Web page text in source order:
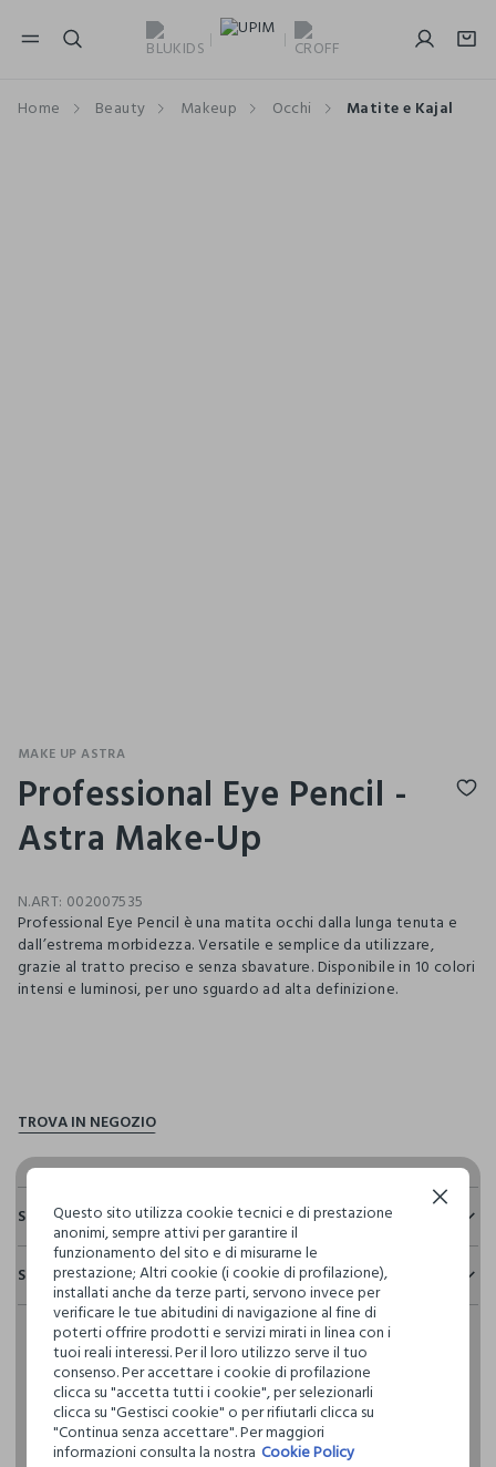
NAVIGATION.ARIA.GOTOMAINCONTENT
Home Beauty Makeup Occhi Matite e Kajal
MAKE UP ASTRA
Professional Eye Pencil -
Astra Make-Up
N.ART: 002007535
Professional Eye Pencil è una matita occhi dalla lunga tenuta e
dall’estrema morbidezza. Versatile e semplice da utilizzare,
grazie al tratto preciso e senza sbavature. Disponibile in 10 colori
intensi e luminosi, per uno sguardo ad alta definizione.
Sostenibilità e trasparenza
Sicurezza
Il 100% dei nostri articoli viene sottoposto a test chimico-
fisici, per verificarne il rispetto dei limiti che abbiamo
definito per l’uso di sostanze chimiche, talvolta anche più
restrittivi rispetto a quelli previsti dalla normativa
internazionale.
Clicca qui per vedere i dettagli
I nostri fornitori
Spedizione e resi
Hai fino a 30 giorni dalla consegna del tuo ordine online per
cambiare idea e restituire i prodotti che hai acquistato.
Questo sito utilizza cookie tecnici e di prestazione
anonimi, sempre attivi per garantire il
funzionamento del sito e di misurarne le
prestazione; Altri cookie (i cookie di profilazione),
installati anche da terze parti, servono invece per
verificare le tue abitudini di navigazione al fine di
poterti offrire prodotti e servizi mirati in linea con i
tuoi reali interessi. Per il loro utilizzo serve il tuo
consenso. Per accettare i cookie di profilazione
clicca su "accetta tutti i cookie", per selezionarli
clicca su "Gestisci cookie" o per rifiutarli clicca su
"Continua senza accettare". Per maggiori
informazioni consulta la nostra Cookie Policy
Continua senza accettare